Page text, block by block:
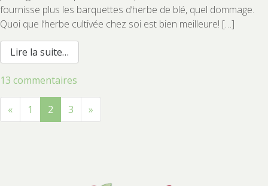
fournisse plus les barquettes d’herbe de blé, quel dommage.
Quoi que l’herbe cultivée chez soi est bien meilleure! […]
Lire la suite…
13 commentaires
d’herbe
de
dans
les
articles
« 1 2 3 »